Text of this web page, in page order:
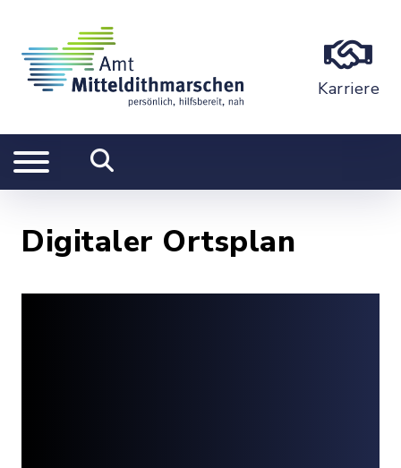
Karriere
Digitaler Ortsplan